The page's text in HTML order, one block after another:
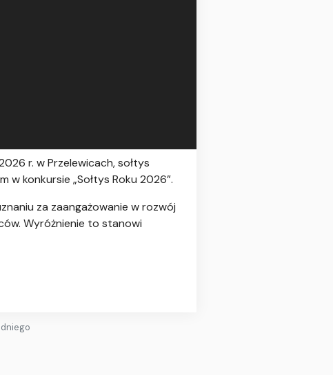
r. w Przelewicach, sołtys
w konkursie „Sołtys Roku 2026”.
za zaangażowanie w rozwój
Wyróżnienie to stanowi